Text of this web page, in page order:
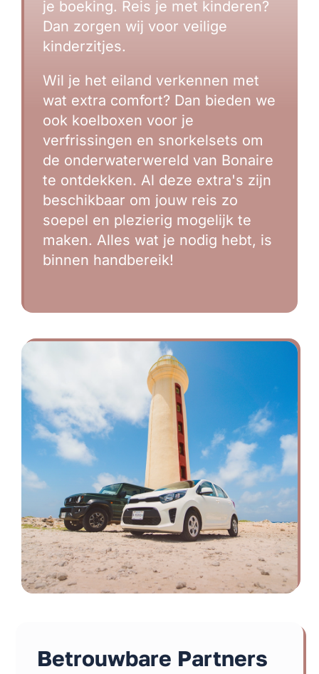
je boeking. Reis je met kinderen?
Dan zorgen wij voor veilige
kinderzitjes.
Wil je het eiland verkennen met
wat extra comfort? Dan bieden we
ook koelboxen voor je
verfrissingen en snorkelsets om
de onderwaterwereld van Bonaire
te ontdekken. Al deze extra's zijn
beschikbaar om jouw reis zo
soepel en plezierig mogelijk te
maken. Alles wat je nodig hebt, is
binnen handbereik!
Betrouwbare Partners